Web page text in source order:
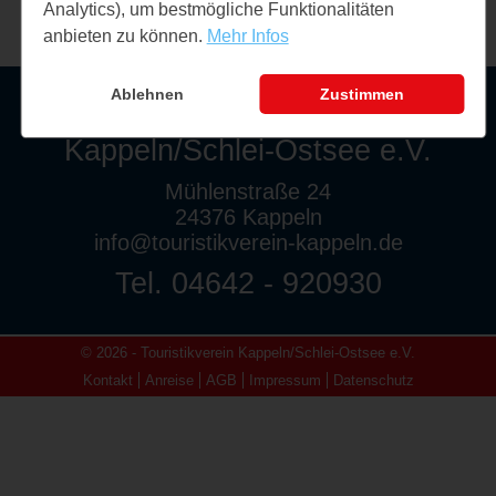
Touristikverein
Kappeln/Schlei-Ostsee e.V.
Mühlenstraße 24
24376 Kappeln
info@touristikverein-kappeln.de
Tel. 04642 - 920930
© 2026 - Touristikverein Kappeln/Schlei-Ostsee e.V.
Kontakt
Anreise AGB Impressum Datenschutz
Analytics), um bestmögliche Funktionalitäten
anbieten zu können. Mehr Infos
Ablehnen Zustimmen